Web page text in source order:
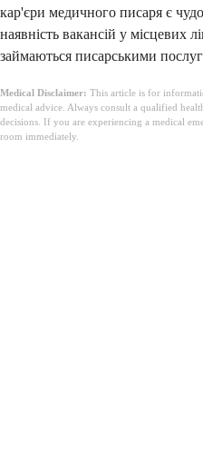
кар'єри медичного писаря є
наявність вакансій у місцевих
займаються писарськими
Medical Disclaimer: This article is for
medical advice. Always consult a qualified
decisions. If you are experiencing a medical
room immediately.